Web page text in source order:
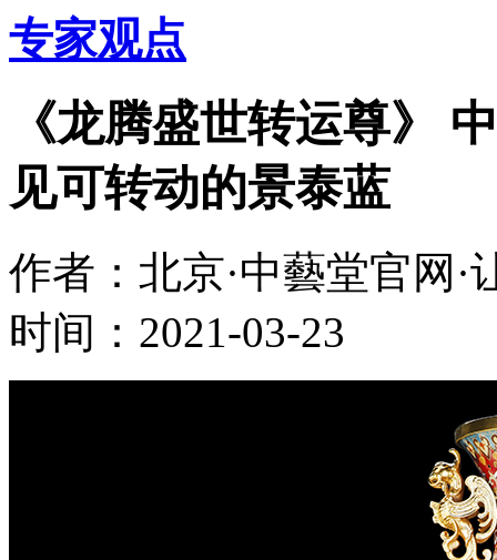
专家观点
《龙腾盛世转运尊》
见可转动的景泰蓝
作者：北京·中藝堂官网
时间：2021-03-23